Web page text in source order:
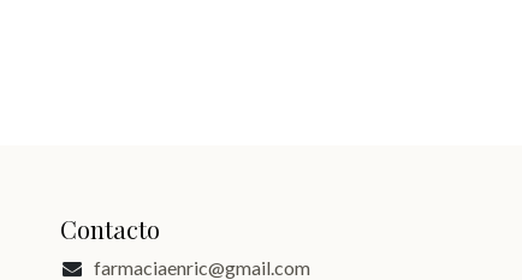
Contacto
farmaciaenric@gmail.com